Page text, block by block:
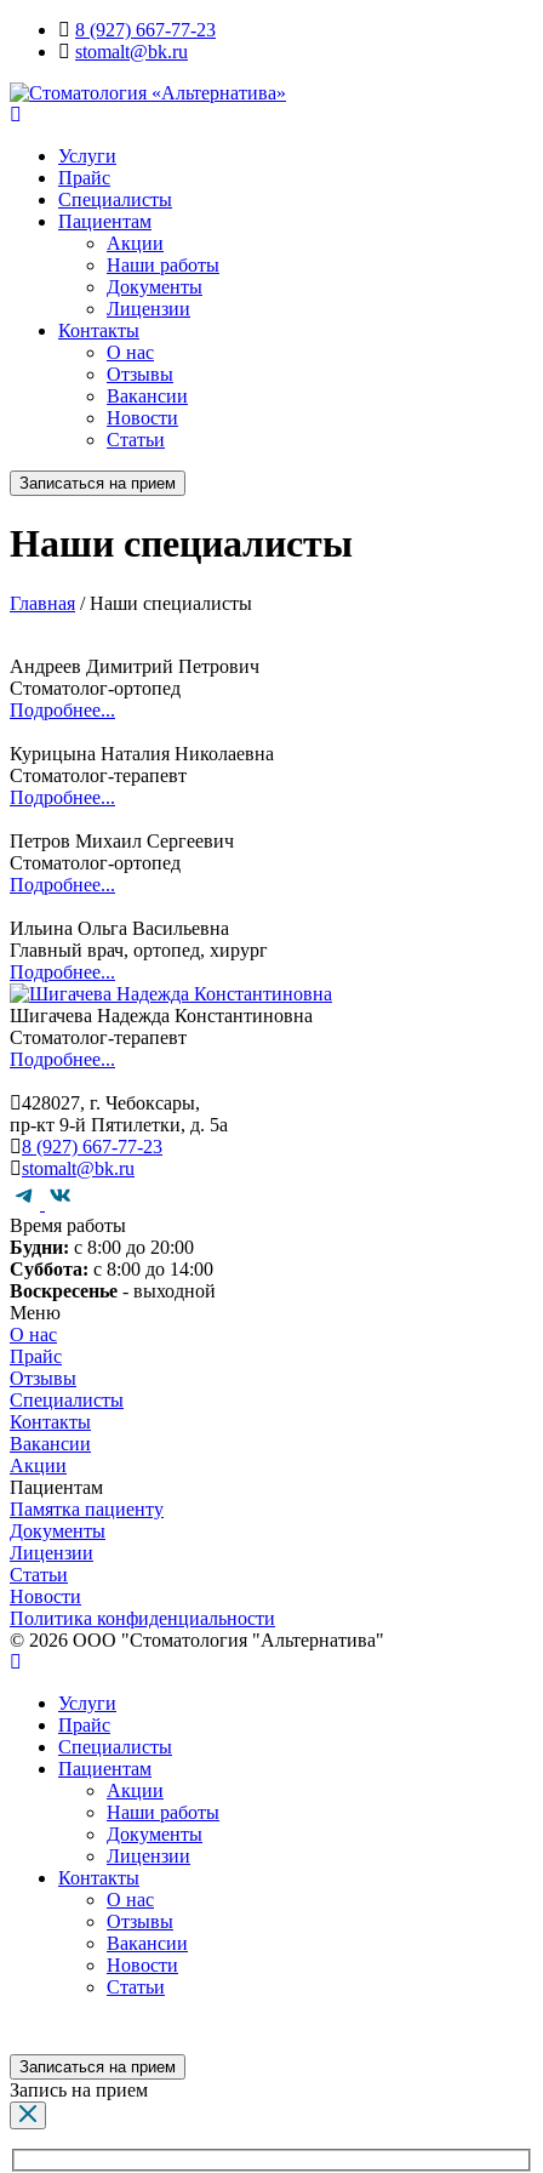
8 (927) 667-77-23
stomalt@bk.ru
Услуги
Прайс
Специалисты
Пациентам
Акции
Наши работы
Документы
Лицензии
Контакты
О нас
Отзывы
Вакансии
Новости
Статьи
Записаться на прием
Наши специалисты
Главная /Наши специалисты
Андреев Димитрий Петрович
Стоматолог-ортопед
Подробнее...
Курицына Наталия Николаевна
Стоматолог-терапевт
Подробнее...
Петров Михаил Сергеевич
Стоматолог-ортопед
Подробнее...
Ильина Ольга Васильевна
Главный врач, ортопед, хирург
Подробнее...
Шигачева Надежда Константиновна
Стоматолог-терапевт
Подробнее...
428027, г. Чебоксары,
пр-кт 9-й Пятилетки, д. 5а
8 (927) 667-77-23
stomalt@bk.ru
Время работы
Будни: с 8:00 до 20:00
Суббота: с 8:00 до 14:00
Воскресенье - выходной
Меню
О нас
Прайс
Отзывы
Специалисты
Контакты
Вакансии
Акции
Пациентам
Памятка пациенту
Документы
Лицензии
Статьи
Новости
Политика конфиденциальности
© 2026 ООО "Стоматология "Альтернатива"
Услуги
Прайс
Специалисты
Пациентам
Акции
Наши работы
Документы
Лицензии
Контакты
О нас
Отзывы
Вакансии
Новости
Статьи
Записаться на прием
Запись на прием